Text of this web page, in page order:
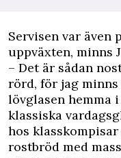
Servisen var även
uppväxten, minns
– Det är sådan
rörd, för jag
lövglasen hemma
klassiska
hos
rostbröd med